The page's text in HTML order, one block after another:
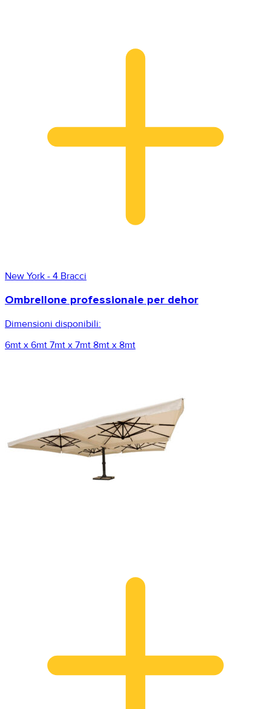
New York - 4 Bracci
Ombrellone professionale per dehor
Dimensioni disponibili:
6mt x 6mt 7mt x 7mt 8mt x 8mt